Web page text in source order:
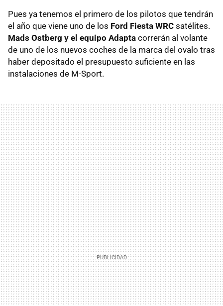
Pues ya tenemos el primero de los pilotos que tendrán
el año que viene uno de los Ford Fiesta WRC satélites.
Mads Ostberg y el equipo Adapta correrán al volante
de uno de los nuevos coches de la marca del ovalo tras
haber depositado el presupuesto suficiente en las
instalaciones de M-Sport.